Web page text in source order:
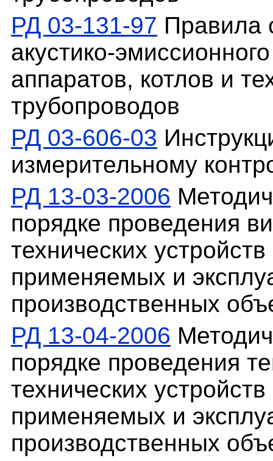
РД 03-131-97 Правила
акустико-
аппаратов, котлов и
трубопроводов
РД 03-606-03
измерительному
РД 13-03-2006
порядке проведения
технических
применяемых и
производственных
РД 13-04-2006
порядке проведения
технических
применяемых и
производственных